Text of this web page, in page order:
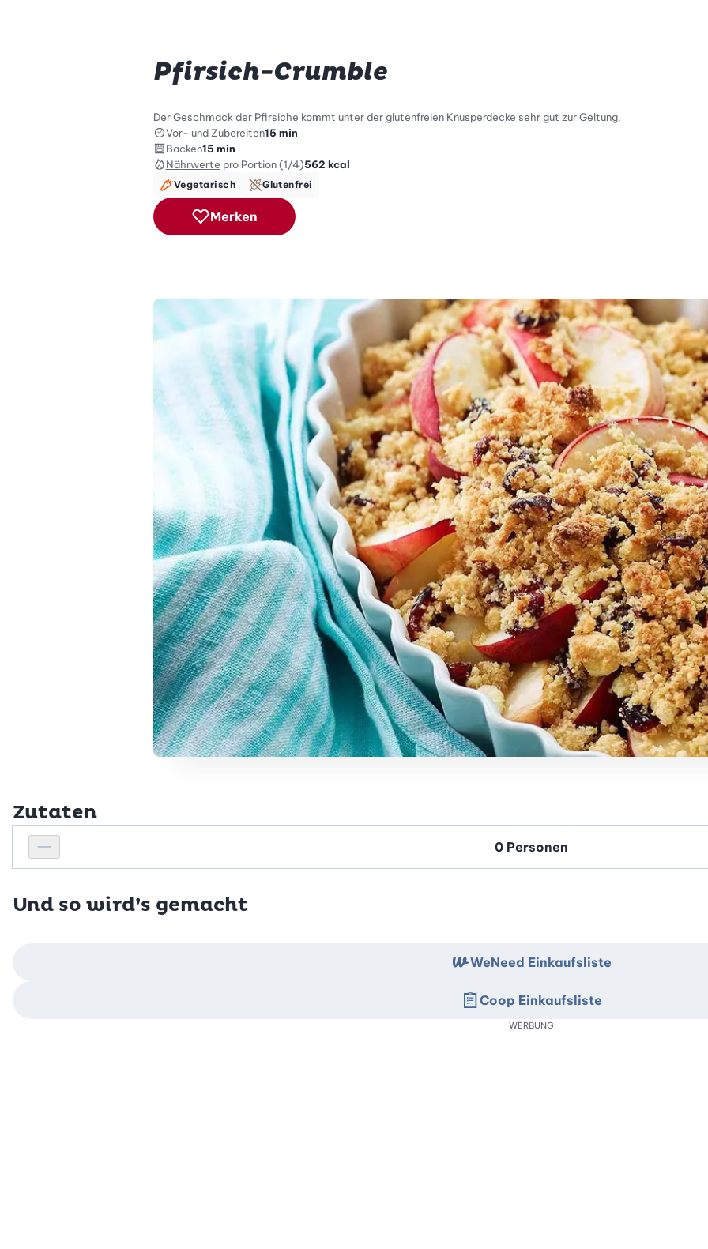
Pfirsich-Crumble
Der Geschmack der Pfirsiche kommt unter der glutenfreien Knusperdecke sehr gut zur Geltung.
Vor- und Zubereiten15 min
Backen15 min
Nährwerte pro Portion (1/4)562 kcal
Vegetarisch Glutenfrei
Merken
Zutaten
Personenanzahl verringern
Personenanzahl
Und so wird’s gemacht
WeNeed Einkaufsliste
Coop Einkaufsliste
WERBUNG